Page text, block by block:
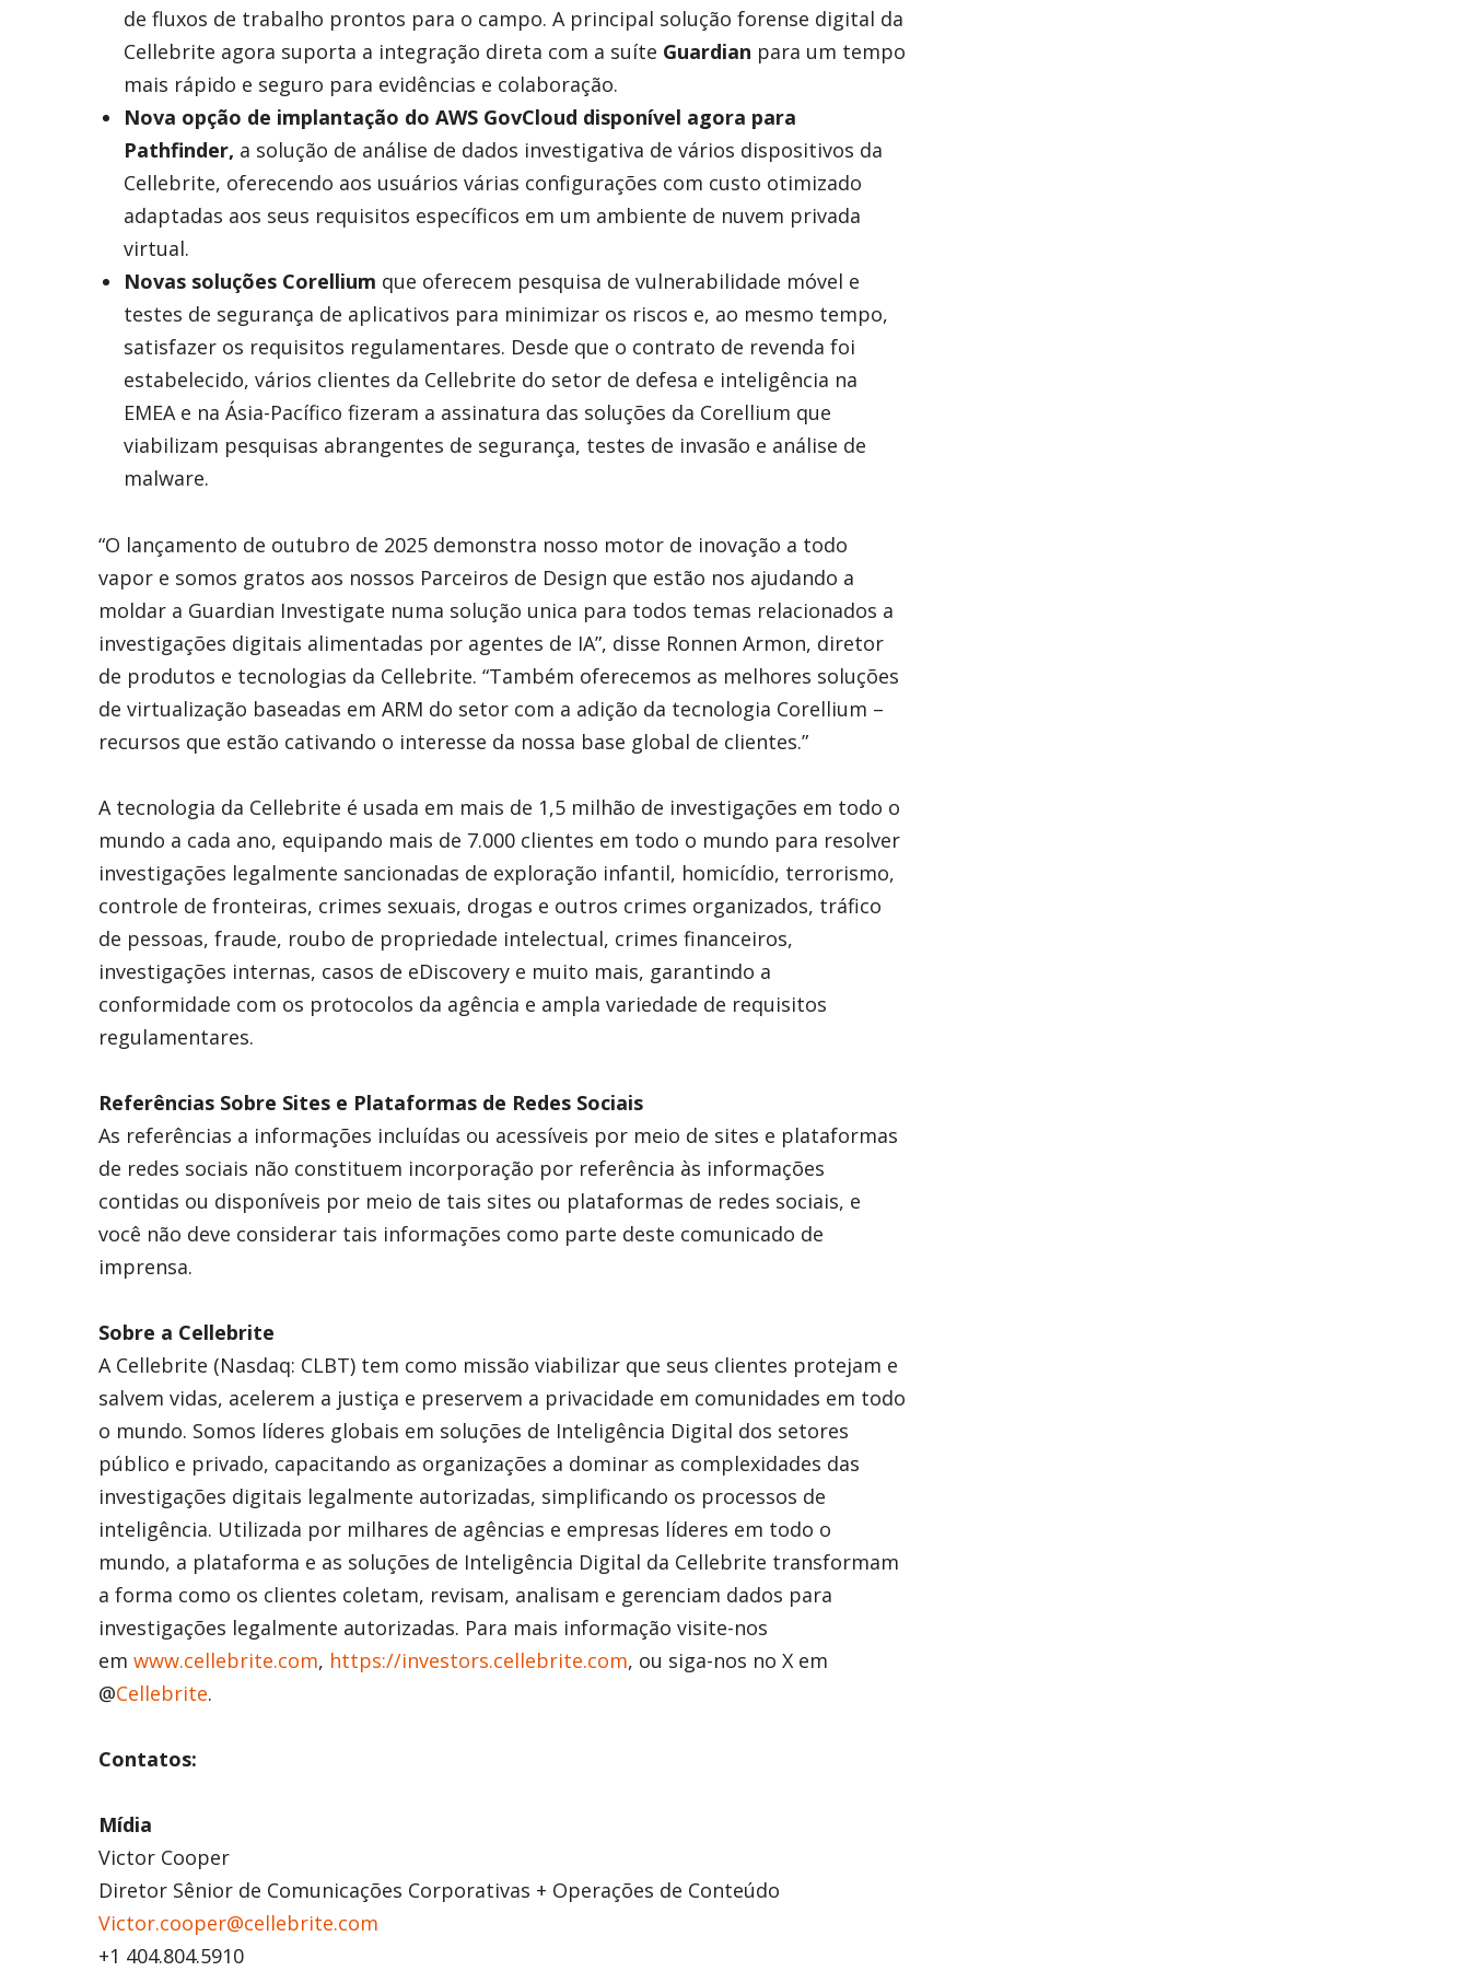
de fluxos de trabalho prontos para o campo. A principal solução forense digital da
Cellebrite agora suporta a integração direta com a suíte Guardian para um tempo
mais rápido e seguro para evidências e colaboração.
Nova opção de implantação do AWS GovCloud disponível agora para
Pathfinder, a solução de análise de dados investigativa de vários dispositivos da
Cellebrite, oferecendo aos usuários várias configurações com custo otimizado
adaptadas aos seus requisitos específicos em um ambiente de nuvem privada
virtual.
Novas soluções Corellium que oferecem pesquisa de vulnerabilidade móvel e
testes de segurança de aplicativos para minimizar os riscos e, ao mesmo tempo,
satisfazer os requisitos regulamentares. Desde que o contrato de revenda foi
estabelecido, vários clientes da Cellebrite do setor de defesa e inteligência na
EMEA e na Ásia-Pacífico fizeram a assinatura das soluções da Corellium que
viabilizam pesquisas abrangentes de segurança, testes de invasão e análise de
malware.
“O lançamento de outubro de 2025 demonstra nosso motor de inovação a todo
vapor e somos gratos aos nossos Parceiros de Design que estão nos ajudando a
moldar a Guardian Investigate numa solução unica para todos temas relacionados a
investigações digitais alimentadas por agentes de IA”, disse Ronnen Armon, diretor
de produtos e tecnologias da Cellebrite. “Também oferecemos as melhores soluções
de virtualização baseadas em ARM do setor com a adição da tecnologia Corellium –
recursos que estão cativando o interesse da nossa base global de clientes.”
A tecnologia da Cellebrite é usada em mais de 1,5 milhão de investigações em todo o
mundo a cada ano, equipando mais de 7.000 clientes em todo o mundo para resolver
investigações legalmente sancionadas de exploração infantil, homicídio, terrorismo,
controle de fronteiras, crimes sexuais, drogas e outros crimes organizados, tráfico
de pessoas, fraude, roubo de propriedade intelectual, crimes financeiros,
investigações internas, casos de eDiscovery e muito mais, garantindo a
conformidade com os protocolos da agência e ampla variedade de requisitos
regulamentares.
Referências Sobre Sites e Plataformas de Redes Sociais
As referências a informações incluídas ou acessíveis por meio de sites e plataformas
de redes sociais não constituem incorporação por referência às informações
contidas ou disponíveis por meio de tais sites ou plataformas de redes sociais, e
você não deve considerar tais informações como parte deste comunicado de
imprensa.
Sobre a Cellebrite
A Cellebrite (Nasdaq: CLBT) tem como missão viabilizar que seus clientes protejam e
salvem vidas, acelerem a justiça e preservem a privacidade em comunidades em todo
o mundo. Somos líderes globais em soluções de Inteligência Digital dos setores
público e privado, capacitando as organizações a dominar as complexidades das
investigações digitais legalmente autorizadas, simplificando os processos de
inteligência. Utilizada por milhares de agências e empresas líderes em todo o
mundo, a plataforma e as soluções de Inteligência Digital da Cellebrite transformam
a forma como os clientes coletam, revisam, analisam e gerenciam dados para
investigações legalmente autorizadas. Para mais informação visite-nos
em www.cellebrite.com, https://investors.cellebrite.com, ou siga-nos no X em
@Cellebrite.
Contatos:
Mídia
Victor Cooper
Diretor Sênior de Comunicações Corporativas + Operações de Conteúdo
Victor.cooper@cellebrite.com
+1 404.804.5910